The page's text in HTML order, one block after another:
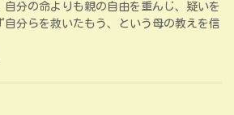
分の命よりも親の自由を重んじ、疑いを
自分らを救いたもう、という母の教えを信